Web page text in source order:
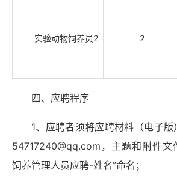
实验动物饲养员2 2
四、应聘程序
1、应聘者须将应聘材料（电子
54717240@qq.com，主题和附件文
饲养管理人员应聘-姓名”命名；